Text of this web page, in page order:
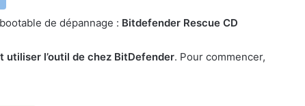
de dépannage : Bitdefender Rescue CD
utiliser l’outil de chez BitDefender. Pour commencer,